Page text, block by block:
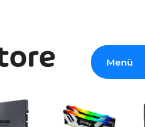
Menü